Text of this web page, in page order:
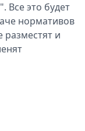
это будет
нормативов
и